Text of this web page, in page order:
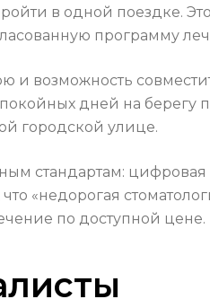
в одной поездке.
программу
возможность
дней на берегу
городской улице.
стандартам:
«недорогая
по доступной цене.